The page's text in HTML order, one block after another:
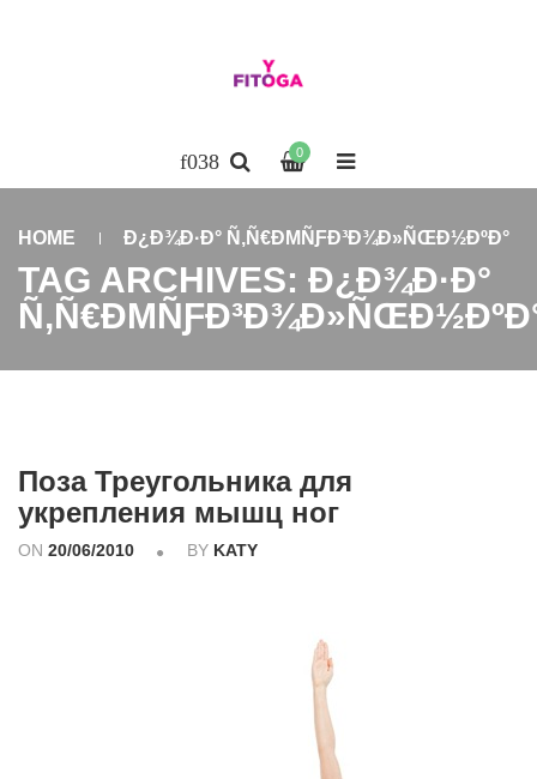
0
HOME Ð¿Ð¾Ð·Ð° Ñ‚Ñ€ÐΜÑƑÐ³Ð¾Ð»ÑŒÐ½ÐºÐ°
TAG ARCHIVES: Ð¿Ð¾Ð·Ð°
Поза Треугольника для
укрепления мышц ног
ON 20/06/2010 BY KATY